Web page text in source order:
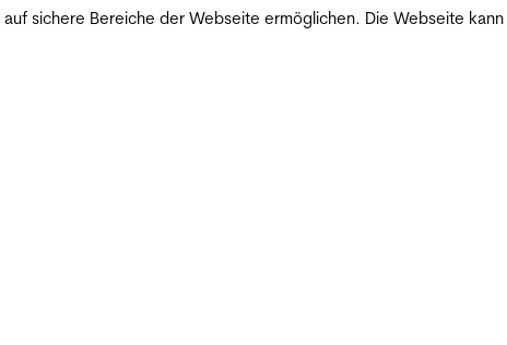
sichere Bereiche der Webseite ermöglichen. Die Webseite kann